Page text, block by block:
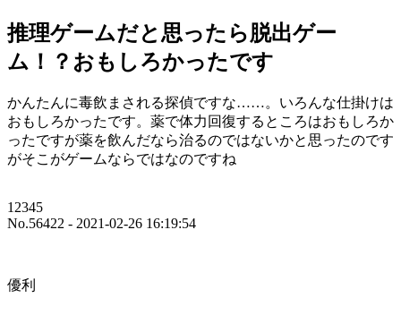
推理ゲームだと思ったら脱出ゲー
ム！？おもしろかったです
かんたんに毒飲まされる探偵ですな……。いろんな仕掛けは
おもしろかったです。薬で体力回復するところはおもしろか
ったですが薬を飲んだなら治るのではないかと思ったのです
がそこがゲームならではなのですね
12345
No.56422 - 2021-02-26 16:19:54
優利